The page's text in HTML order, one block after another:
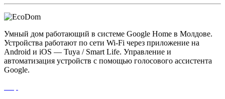
Умный дом работающий в системе Google Home в Молдове.
Устройства работают по сети Wi-Fi через приложение на
Android и iOS — Tuya / Smart Life. Управление и
автоматизация устройств с помощью голосового ассистента
Google.